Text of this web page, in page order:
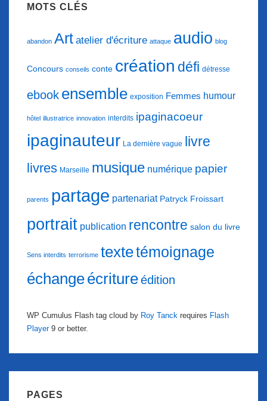
MOTS CLÉS
abandon Art atelier d'écriture attaque audio blog
Concours conseils conte création défi détresse
ebook ensemble exposition Femmes humour
hôtel illustratrice innovation interdits ipaginacoeur
ipaginauteur La dernière vague livre
livres Marseille musique numérique papier
parents partage partenariat Patryck Froissart
portrait publication rencontre salon du livre
Sens interdits terrorisme textetémoignage
échangeécritureédition
WP Cumulus Flash tag cloud by Roy Tanck requires Flash
Player9 or better.
PAGES